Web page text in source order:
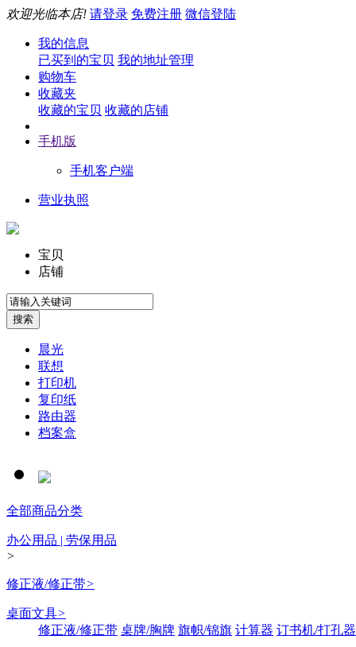
欢迎光临本店! 请登录 免费注册 微信登陆
我的信息
已买到的宝贝 我的地址管理
购物车
收藏夹
收藏的宝贝 收藏的店铺
手机版
手机客户端
营业执照
宝贝
店铺
晨光
联想
打印机
复印纸
路由器
档案盒
全部商品分类
办公用品 | 劳保用品
>
修正液/修正带>
桌面文具>
修正液/修正带 桌牌/胸牌 旗帜/锦旗 计算器 订书机/打孔器